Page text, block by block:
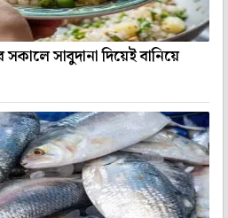
সাবুদানা দিয়েই বানিয়ে